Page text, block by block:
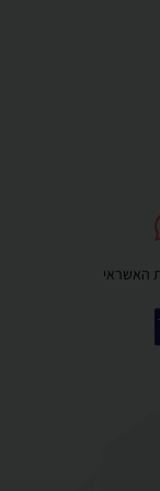
האשראי